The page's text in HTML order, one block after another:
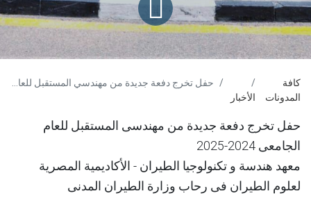
كافة
المدونات
الأخبار
حفل تخرج دفعة جديدة من مهندسي المستقبل للعام الجامعي 2024- 2025
حفل تخرج دفعة جديدة من مهندسى المستقبل للعام
الجامعى 2024-2025
معهد هندسة و تكنولوجيا الطيران - الأكاديمية المصرية
لعلوم الطيران فى رحاب وزارة الطيران المدنى